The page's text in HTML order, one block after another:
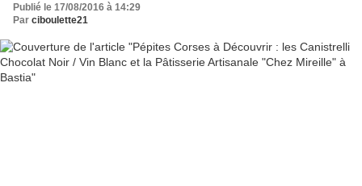
Publié le 17/08/2016 à 14:29
Par ciboulette21